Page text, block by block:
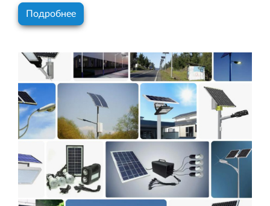
Подробнее